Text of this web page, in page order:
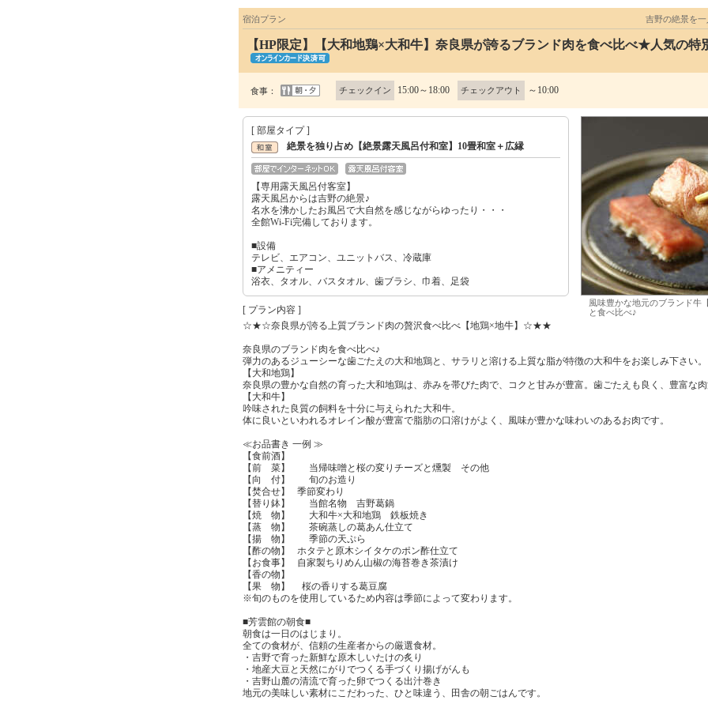
宿泊プラン 吉野の絶景を
【HP限定】【大和地鶏×大和牛】奈良県が誇るブランド肉を食べ比べ★人気の
食事： チェックイン 15:00～18:00 チェックアウト ～10:00
[ 部屋タイプ ]
絶景を独り占め【絶景露天風呂付和室】10畳和室＋広縁
【専用露天風呂付客室】
露天風呂からは吉野の絶景♪
名水を沸かしたお風呂で大自然を感じながらゆったり・・・
全館Wi-Fi完備しております。
■設備
テレビ、エアコン、ユニットバス、冷蔵庫
■アメニティー
浴衣、タオル、バスタオル、歯ブラシ、巾着、足袋
風味豊かな地元のブランド牛
と食べ比べ♪
[ プラン内容 ]
☆★☆奈良県が誇る上質ブランド肉の贅沢食べ比べ【地鶏×地牛】☆★★
奈良県のブランド肉を食べ比べ♪
弾力のあるジューシーな歯ごたえの大和地鶏と、サラリと溶ける上質な脂が特徴の大和牛をお楽しみ下さい。
【大和地鶏】
奈良県の豊かな自然の育った大和地鶏は、赤みを帯びた肉で、コクと甘みが豊富。歯ごたえも良く、豊富な肉
【大和牛】
吟味された良質の飼料を十分に与えられた大和牛。
体に良いといわれるオレイン酸が豊富で脂肪の口溶けがよく、風味が豊かな味わいのあるお肉です。
≪お品書き 一例 ≫
【食前酒】
【前 菜】 当帰味噌と桜の変りチーズと燻製 その他
【向 付】 旬のお造り
【焚合せ】 季節変わり
【替り鉢】 当館名物 吉野葛鍋
【焼 物】 大和牛×大和地鶏 鉄板焼き
【蒸 物】 茶碗蒸しの葛あん仕立て
【揚 物】 季節の天ぷら
【酢の物】 ホタテと原木シイタケのポン酢仕立て
【お食事】 自家製ちりめん山椒の海苔巻き茶漬け
【香の物】
【果 物】 桜の香りする葛豆腐
※旬のものを使用しているため内容は季節によって変わります。
■芳雲館の朝食■
朝食は一日のはじまり。
全ての食材が、信頼の生産者からの厳選食材。
・吉野で育った新鮮な原木しいたけの炙り
・地産大豆と天然にがりでつくる手づくり揚げがんも
・吉野山麓の清流で育った卵でつくる出汁巻き
地元の美味しい素材にこだわった、ひと味違う、田舎の朝ごはんです。